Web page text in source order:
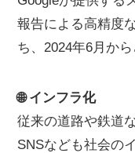
報告による高精度
ち、2024年6月か
🌐 インフラ化
従来の道路や鉄道
SNSなども社会の